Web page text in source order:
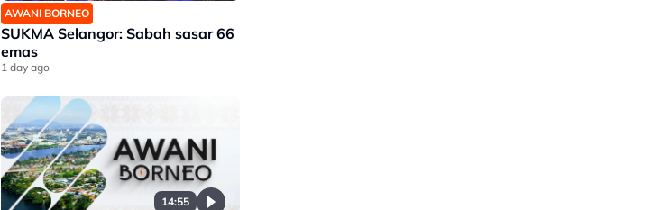
AWANI BORNEO
SUKMA Selangor: Sabah sasar 66
emas
1 day ago
14:55